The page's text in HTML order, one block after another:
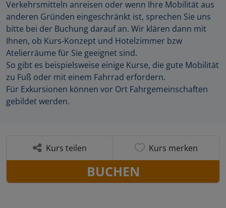
Verkehrsmitteln anreisen oder wenn Ihre Mobilität aus
anderen Gründen eingeschränkt ist, sprechen Sie uns
bitte bei der Buchung darauf an. Wir klären dann mit
Ihnen, ob Kurs-Konzept und Hotelzimmer bzw
Atelierräume für Sie geeignet sind.
So gibt es beispielsweise einige Kurse, die gute Mobilität
zu Fuß oder mit einem Fahrrad erfordern.
Für Exkursionen können vor Ort Fahrgemeinschaften
gebildet werden.
Kurs teilen Kurs merken
BUCHEN